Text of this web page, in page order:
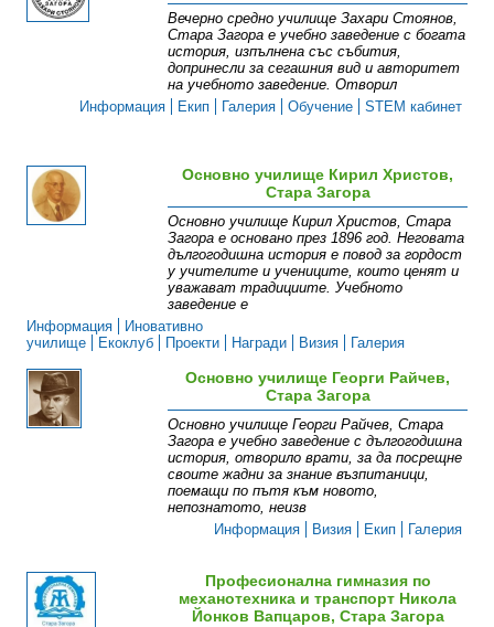
Вечерно средно училище Захари Стоянов,
Стара Загора е учебно заведение с богата
история, изпълнена със събития,
допринесли за сегашния вид и авторитет
на учебното заведение. Отворил
Информация
Екип Галерия Обучение STEM кабинет
Основно училище Кирил Христов,
Стара Загора
Основно училище Кирил Христов, Стара
Загора е основано през 1896 год. Неговата
дългогодишна история е повод за гордост
у учителите и учениците, които ценят и
уважават традициите. Учебното
заведение е
Информация
Иновативно
училище
Екоклуб Прoекти Награди Визия Галерия
Основно училище Георги Райчев,
Стара Загора
Основно училище Георги Райчев, Стара
Загора е учебно заведение с дългогодишна
история, отворило врати, за да посрещне
своите жадни за знание възпитаници,
поемащи по пътя към новото,
непознатото, неизв
Информация
Визия Екип Галерия
Професионална гимназия по
механотехника и транспорт Никола
Йонков Вапцаров, Стара Загора